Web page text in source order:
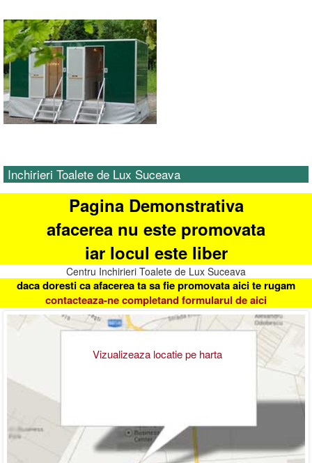
BLOG
CONTACT
Inchirieri Toalete de Lux Suceava
Pagina Demonstrativa
afacerea nu este promovata
iar locul este liber
Centru Inchirieri Toalete de Lux Suceava
daca doresti ca afacerea ta sa fie promovata aici te rugam
contacteaza-ne completand formularul de aici
Vizualizeaza locatie pe harta